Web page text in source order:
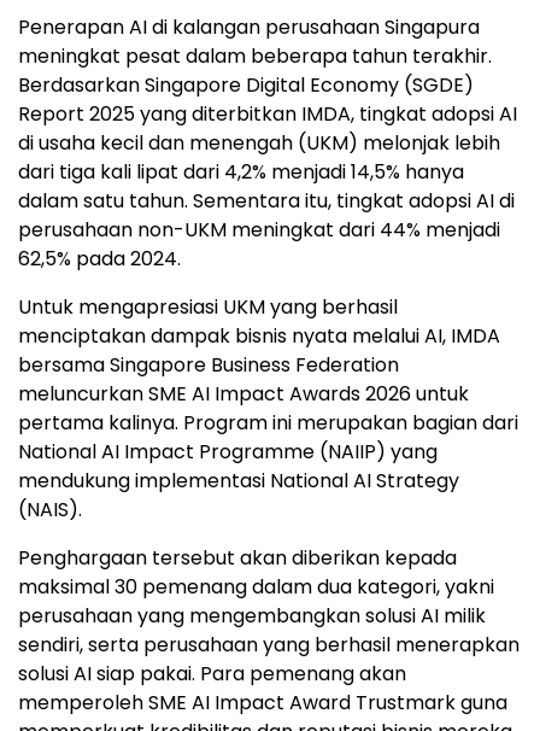
Penerapan AI di kalangan perusahaan Singapura
meningkat pesat dalam beberapa tahun terakhir.
Berdasarkan Singapore Digital Economy (SGDE)
Report 2025 yang diterbitkan IMDA, tingkat adopsi AI
di usaha kecil dan menengah (UKM) melonjak lebih
dari tiga kali lipat dari 4,2% menjadi 14,5% hanya
dalam satu tahun. Sementara itu, tingkat adopsi AI di
perusahaan non-UKM meningkat dari 44% menjadi
62,5% pada 2024.
Untuk mengapresiasi UKM yang berhasil
menciptakan dampak bisnis nyata melalui AI, IMDA
bersama Singapore Business Federation
meluncurkan SME AI Impact Awards 2026 untuk
pertama kalinya. Program ini merupakan bagian dari
National AI Impact Programme (NAIIP) yang
mendukung implementasi National AI Strategy
(NAIS).
Penghargaan tersebut akan diberikan kepada
maksimal 30 pemenang dalam dua kategori, yakni
perusahaan yang mengembangkan solusi AI milik
sendiri, serta perusahaan yang berhasil menerapkan
solusi AI siap pakai. Para pemenang akan
memperoleh SME AI Impact Award Trustmark guna